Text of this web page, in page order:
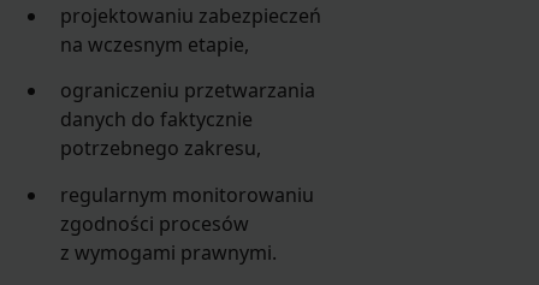
projektowaniu zabezpieczeń
na wczesnym etapie,
ograniczeniu przetwarzania
danych do faktycznie
potrzebnego zakresu,
regularnym monitorowaniu
zgodności procesów
z wymogami prawnymi.